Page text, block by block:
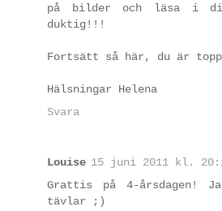
på bilder och läsa i
duktig!!!
Fortsätt så här, du är
Hälsningar Helena
Svara
Louise 15 juni 2011 kl.
Grattis på 4-årsdagen!
tävlar ;)